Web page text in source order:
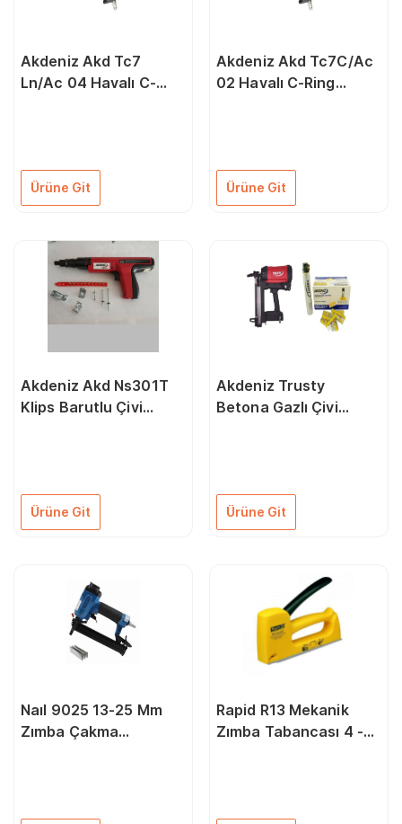
Akdeniz Akd Tc7
Ln/Ac 04 Havalı C-
Ürüne Git
Akdeniz Akd Tc7C/Ac
02 Havalı C-Ring
Ürüne Git
Akdeniz Akd Ns301T
Klips Barutlu Çivi
Ürüne Git
Akdeniz Trusty
Betona Gazlı Çivi
Ürüne Git
Naıl 9025 13-25 Mm
Zımba Çakma
Rapid R13 Mekanik
Zımba Tabancası 4 -